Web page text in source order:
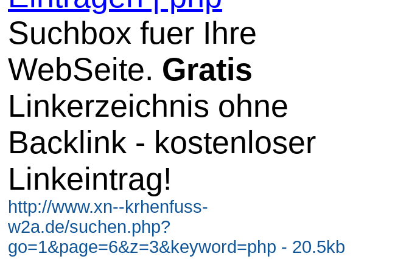
Suchbox fuer Ihre
WebSeite. Gratis
Linkerzeichnis ohne
Backlink - kostenloser
Linkeintrag!
http://www.xn--krhenfuss-
w2a.de/suchen.php?
go=1&page=6&z=3&keyword=php - 20.5kb